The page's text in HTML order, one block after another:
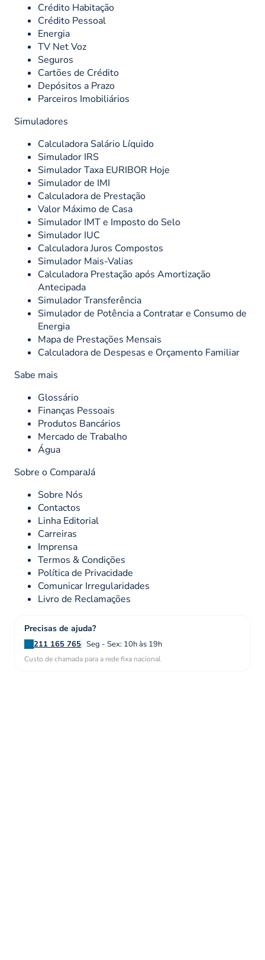
Crédito Habitação
Crédito Pessoal
Energia
TV Net Voz
Seguros
Cartões de Crédito
Depósitos a Prazo
Parceiros Imobiliários
Simuladores
Calculadora Salário Líquido
Simulador IRS
Simulador Taxa EURIBOR Hoje
Simulador de IMI
Calculadora de Prestação
Valor Máximo de Casa
Simulador IMT e Imposto do Selo
Simulador IUC
Calculadora Juros Compostos
Simulador Mais-Valias
Calculadora Prestação após Amortização
Antecipada
Simulador Transferência
Simulador de Potência a Contratar e Consumo de
Energia
Mapa de Prestações Mensais
Calculadora de Despesas e Orçamento Familiar
Sabe mais
Glossário
Finanças Pessoais
Produtos Bancários
Mercado de Trabalho
Água
Sobre o ComparaJá
Sobre Nós
Contactos
Linha Editorial
Carreiras
Imprensa
Termos & Condições
Política de Privacidade
Comunicar Irregularidades
Livro de Reclamações
Precisas de ajuda?
211 165 765 Seg - Sex: 10h às 19h
Custo de chamada para a rede fixa nacional